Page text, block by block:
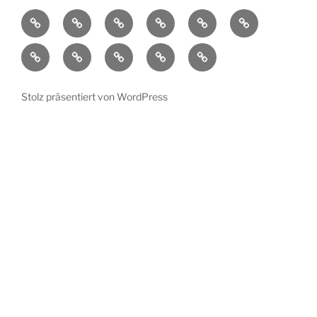
AktuellesOrtsplan
Übersicht
KunstorteKünstlerBühnenprogramm
Impressionen
Verein Pressespiegel
Kontakt Datenschutzerklärung
Impressum
Stolz präsentiert von WordPress